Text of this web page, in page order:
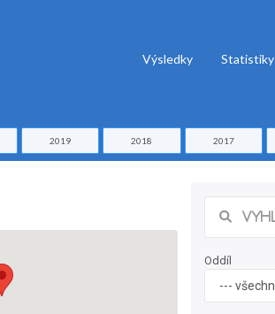
Výsledky Statistiky
2019 2018 2017
Oddíl